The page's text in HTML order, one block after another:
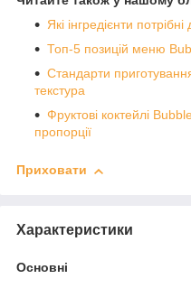
Які інгредієнти
Топ-5 позицій меню
Стандарти
текстура
Фруктові коктейлі
пропорції
Приховати
Характеристики
Основні